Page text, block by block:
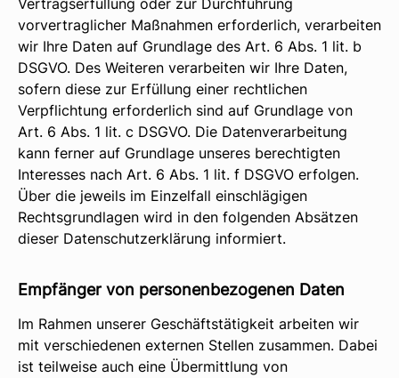
Vertragserfüllung oder zur Durchführung
vorvertraglicher Maßnahmen erforderlich, verarbeiten
wir Ihre Daten auf Grundlage des Art. 6 Abs. 1 lit. b
DSGVO. Des Weiteren verarbeiten wir Ihre Daten,
sofern diese zur Erfüllung einer rechtlichen
Verpflichtung erforderlich sind auf Grundlage von
Art. 6 Abs. 1 lit. c DSGVO. Die Datenverarbeitung
kann ferner auf Grundlage unseres berechtigten
Interesses nach Art. 6 Abs. 1 lit. f DSGVO erfolgen.
Über die jeweils im Einzelfall einschlägigen
Rechtsgrundlagen wird in den folgenden Absätzen
dieser Datenschutzerklärung informiert.
Empfänger von personenbezogenen Daten
Im Rahmen unserer Geschäftstätigkeit arbeiten wir
mit verschiedenen externen Stellen zusammen. Dabei
ist teilweise auch eine Übermittlung von